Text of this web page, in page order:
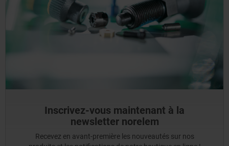
Inscrivez-vous maintenant à la
newsletter norelem
Recevez en avant-première les nouveautés sur nos